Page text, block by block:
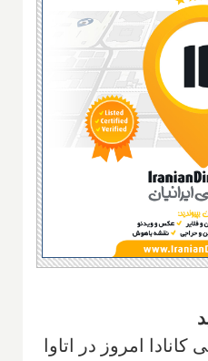
امروز در اتاوا